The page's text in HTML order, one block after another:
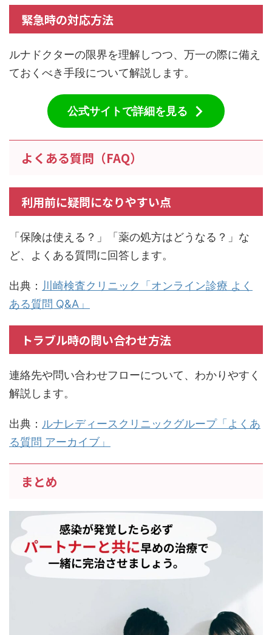
緊急時の対応方法
ルナドクターの限界を理解しつつ、万一の際に備え
ておくべき手段について解説します。
公式サイトで詳細を見る
よくある質問（FAQ）
利用前に疑問になりやすい点
「保険は使える？」「薬の処方はどうなる？」な
ど、よくある質問に回答します。
出典： 川崎検査クリニック「オンライン診療 よく
ある質問 Q&A」
トラブル時の問い合わせ方法
連絡先や問い合わせフローについて、わかりやすく
解説します。
出典： ルナレディースクリニックグループ「よくあ
る質問 アーカイブ」
まとめ